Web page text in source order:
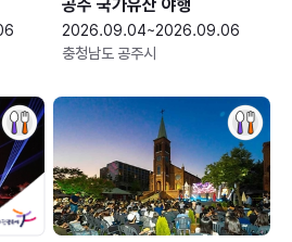
공주 국가유산 야행
2026.09.04~2026.09.06
충청남도 공주시